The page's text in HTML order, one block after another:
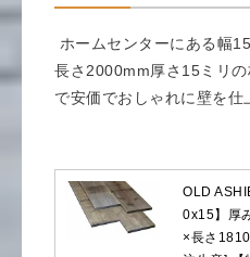
ホームセンターにある幅
長さ2000mm厚さ15ミリ
で安価でおしゃれに壁を仕
OLD
0x15】厚
×長さ